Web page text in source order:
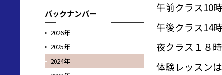
バックナンバー
2026年
2025年
2024年
午前クラス10
午後クラス14
夜クラス１８
体験レッスン